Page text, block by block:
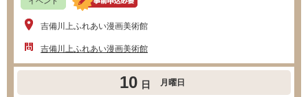
吉備川上ふれあい漫画美術館
吉備川上ふれあい漫画美術館
10 日 月曜日